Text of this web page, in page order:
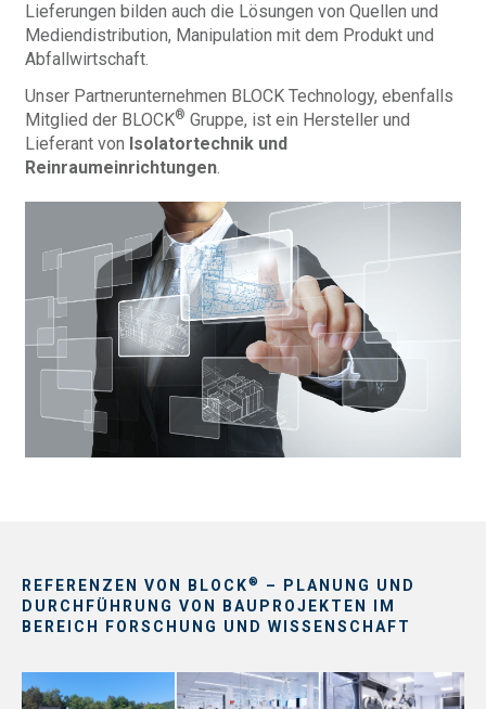
Lieferungen bilden auch die Lösungen von Quellen und
Mediendistribution, Manipulation mit dem Produkt und
Abfallwirtschaft.
Unser Partnerunternehmen BLOCK Technology, ebenfalls
Mitglied der BLOCK® Gruppe, ist ein Hersteller und
Lieferant von Isolatortechnik und
Reinraumeinrichtungen.
REFERENZEN VON BLOCK®
– PLANUNG UND
DURCHFÜHRUNG VON BAUPROJEKTEN IM
BEREICH FORSCHUNG UND WISSENSCHAFT